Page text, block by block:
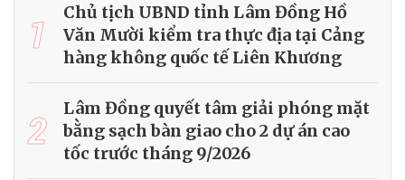
1
Chủ tịch UBND tỉnh Lâm Đồng Hồ
Văn Mười kiểm tra thực địa tại Cảng
hàng không quốc tế Liên Khương
2
Lâm Đồng quyết tâm giải phóng mặt
bằng sạch bàn giao cho 2 dự án cao
tốc trước tháng 9/2026